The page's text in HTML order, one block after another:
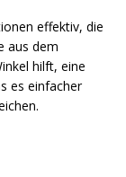
effektiv, die
aus dem
hilft, eine
es einfacher